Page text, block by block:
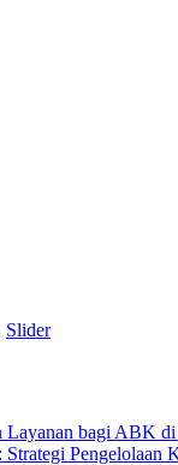
Slider
bagi ABK
Pengelolaan